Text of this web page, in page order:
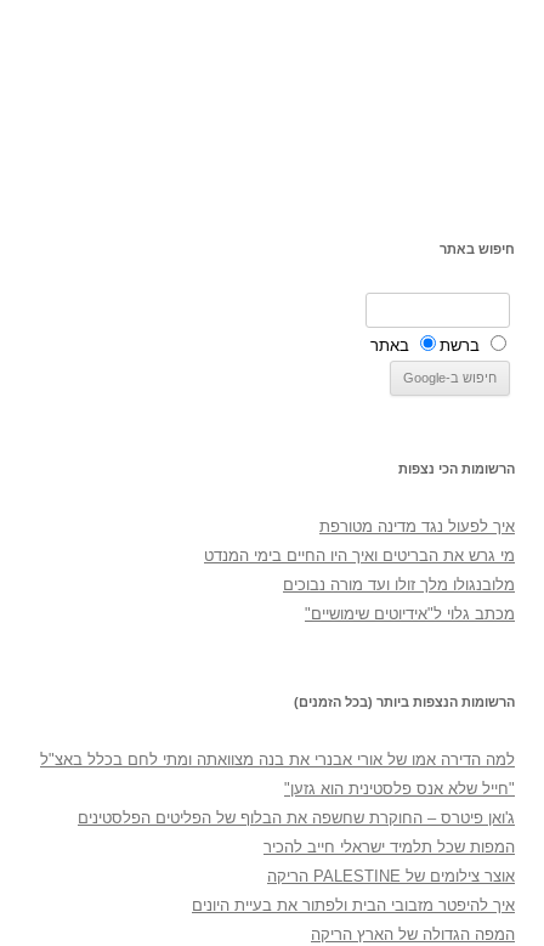
חיפוש באתר
ברשת באתר
הרשומות הכי נצפות
איך לפעול נגד מדינה מטורפת
מי גרש את הבריטים ואיך היו החיים בימי המנדט
מלובנגולו מלך זולו ועד מורה נבוכים
מכתב גלוי ל"אידיוטים שימושיים"
הרשומות הנצפות ביותר (בכל הזמנים)
למה הדירה אמו של אורי אבנרי את בנה מצוואתה ומתי לחם בכלל באצ"ל
"חייל שלא אנס פלסטינית הוא גזען"
ג'ואן פיטרס – החוקרת שחשפה את הבלוף של הפליטים הפלסטינים
המפות שכל תלמיד ישראלי חייב להכיר
אוצר צילומים של PALESTINE הריקה
איך להיפטר מזבובי הבית ולפתור את בעיית היונים
המפה הגדולה של הארץ הריקה